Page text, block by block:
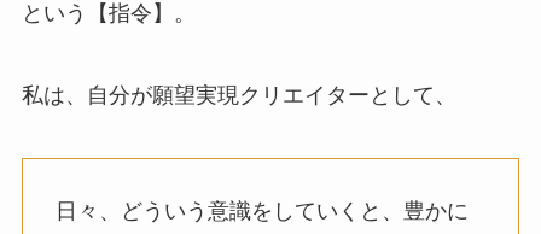
という【指令】。
私は、自分が願望実現クリエイターとして、
日々、どういう意識をしていくと、豊かに